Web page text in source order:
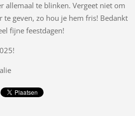
allemaal te blinken. Vergeet niet om
geven, zo hou je hem fris! Bedankt
fijne feestdagen!